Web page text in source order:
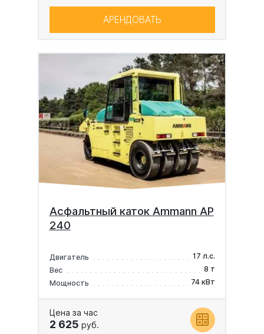
АРЕНДОВАТЬ
Асфальтный каток Ammann AP
240
Двигатель
17 л.с.
Вес
8 т
Мощность
74 кВт
Цена за час
2 625 руб.